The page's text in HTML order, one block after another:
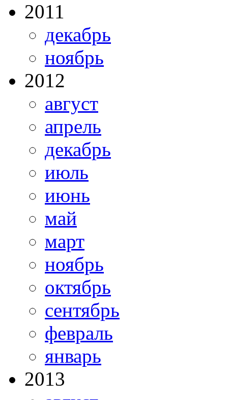
2011
декабрь
ноябрь
2012
август
апрель
декабрь
июль
июнь
май
март
ноябрь
октябрь
сентябрь
февраль
январь
2013